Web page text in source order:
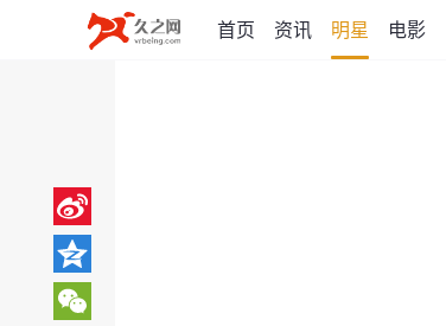
首页 资讯 明星 电影
Sina
Weibo
Qzone